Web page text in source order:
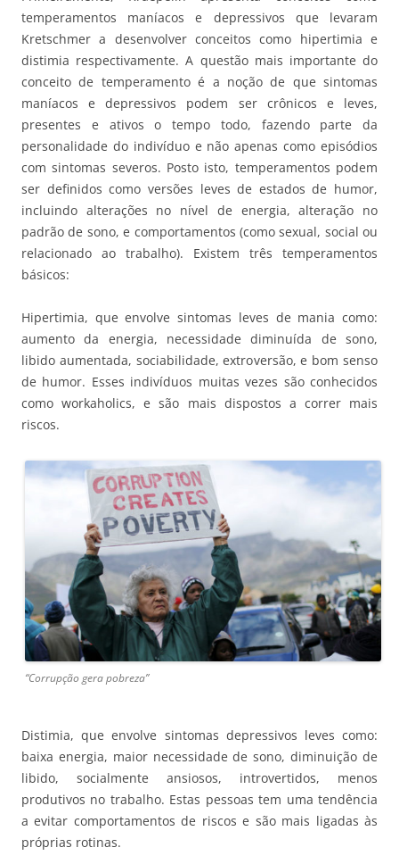
temperamentos maníacos e depressivos que levaram
Kretschmer a desenvolver conceitos como hipertimia e
distimia respectivamente. A questão mais importante do
conceito de temperamento é a noção de que sintomas
maníacos e depressivos podem ser crônicos e leves,
presentes e ativos o tempo todo, fazendo parte da
personalidade do indivíduo e não apenas como episódios
com sintomas severos. Posto isto, temperamentos podem
ser definidos como versões leves de estados de humor,
incluindo alterações no nível de energia, alteração no
padrão de sono, e comportamentos (como sexual, social ou
relacionado ao trabalho). Existem três temperamentos
básicos:
Hipertimia, que envolve sintomas leves de mania como:
aumento da energia, necessidade diminuída de sono,
libido aumentada, sociabilidade, extroversão, e bom senso
de humor. Esses indivíduos muitas vezes são conhecidos
como workaholics, e são mais dispostos a correr mais
riscos.
“Corrupção gera pobreza”
Distimia, que envolve sintomas depressivos leves como:
baixa energia, maior necessidade de sono, diminuição de
libido, socialmente ansiosos, introvertidos, menos
produtivos no trabalho. Estas pessoas tem uma tendência
a evitar comportamentos de riscos e são mais ligadas às
próprias rotinas.